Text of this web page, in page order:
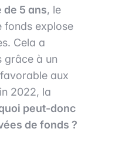
de 5 ans, le
fonds explose
Cela a
grâce à un
aux
2022, la
peut-donc
de fonds ?